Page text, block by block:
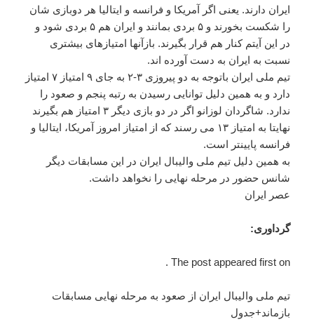
ایران دارند. یعنی اگر آمریکا و فرانسه و ایتالیا هر دوبازی شان
را شکست بخورند و ۵ بردی بمانند و ایران هم ۵ بردی شود و
در این آیتم کنار هم قرار بگیرند. بازآنها امتیازهای بیشتری
نسبت به ایران به دست آورده اند.
تیم ملی ایران باتوجه به دو پیروزی ۳-۲ به جای ۹ امتیاز ۷ امتیاز
دارد و به همین دلیل توانایی رسیدن به رتبه پنجم و صعود را
ندارد. شاگردان لوزانو اگر در دو بازی دیگر ۳ امتیاز هم بگیرند
نهایتا به امتیاز ۱۳ می رسند که از امتیاز امروز آمریکا، ایتالیا و
فرانسه پایینتر است.
به همین دلیل تیم ملی والیبال ایران در این مسابقات دیگر
شانس حضور در مرحله نهایی را نخواهد داشت.
عصر ایران
گرداوری:
The post appeared first on .
تیم ملی والیبال ایران از صعود به مرحله نهایی مسابقات
بازماند+جدول